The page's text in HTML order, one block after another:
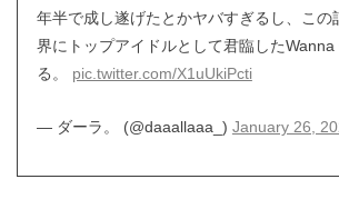
年半で成し遂げたとかヤバすぎるし、この
界にトップアイドルとして君臨した
る。 pic.twitter.com/X1uUkiPcti
— ダーラ。 (@daaallaaa_) January 26,